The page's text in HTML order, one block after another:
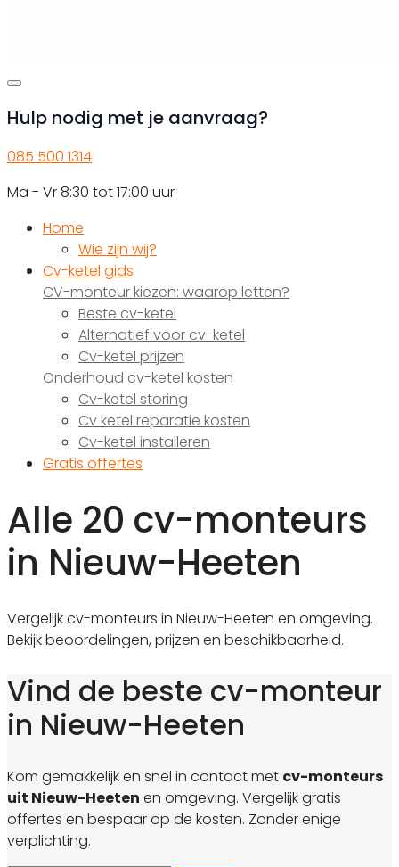
Hulp nodig met je aanvraag?
085 500 1314
Ma - Vr 8:30 tot 17:00 uur
Home
Wie zijn wij?
Cv-ketel gids
CV-monteur kiezen: waarop letten?
Beste cv-ketel
Alternatief voor cv-ketel
Cv-ketel prijzen
Onderhoud cv-ketel kosten
Cv-ketel storing
Cv ketel reparatie kosten
Cv-ketel installeren
Gratis offertes
Alle 20 cv-monteurs
in Nieuw-Heeten
Vergelijk cv-monteurs in Nieuw-Heeten en omgeving.
Bekijk beoordelingen, prijzen en beschikbaarheid.
Vind de beste cv-monteur
in Nieuw-Heeten
Kom gemakkelijk en snel in contact met cv-monteurs
uit Nieuw-Heeten en omgeving. Vergelijk gratis
offertes en bespaar op de kosten. Zonder enige
verplichting.